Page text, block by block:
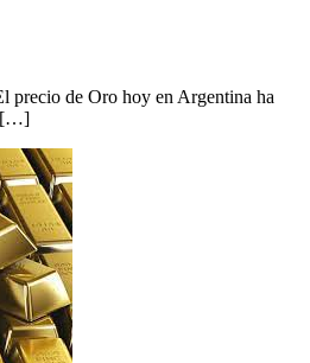
precio de Oro hoy en Argentina ha
[…]